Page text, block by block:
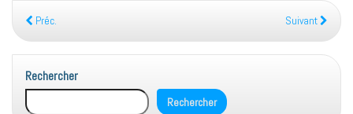
Préc. Suivant
Rechercher
Rechercher